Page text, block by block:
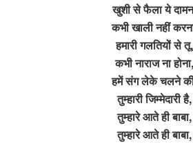
खुशी से फैला ये
कभी खाली नहीं
हमारी गलतियों से तू,
कभी नाराज ना होना,
हमें संग लेके चलने
तुम्हारी जिम्मेदारी है,
तुम्हारे आते ही बाबा,
तुम्हारे आते ही बाबा,